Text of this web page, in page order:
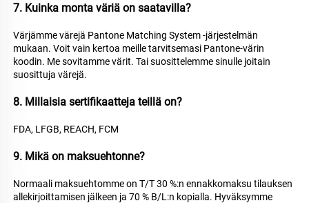
7. Kuinka monta väriä on saatavilla?
Värjämme värejä Pantone Matching System -järjestelmän
mukaan. Voit vain kertoa meille tarvitsemasi Pantone-värin
koodin. Me sovitamme värit. Tai suosittelemme sinulle joitain
suosittuja värejä.
8. Millaisia sertifikaatteja teillä on?
FDA, LFGB, REACH, FCM
9. Mikä on maksuehtonne?
Normaali maksuehtomme on T/T 30 %:n ennakkomaksu tilauksen
allekirjoittamisen jälkeen ja 70 % B/L:n kopialla. Hyväksymme